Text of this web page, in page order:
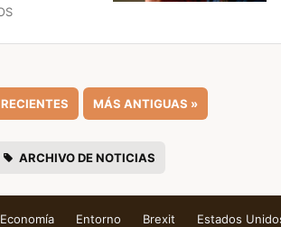
MÁS ANTIGUAS »
ARCHIVO DE NOTICIAS
Economía Entorno Brexit Estados